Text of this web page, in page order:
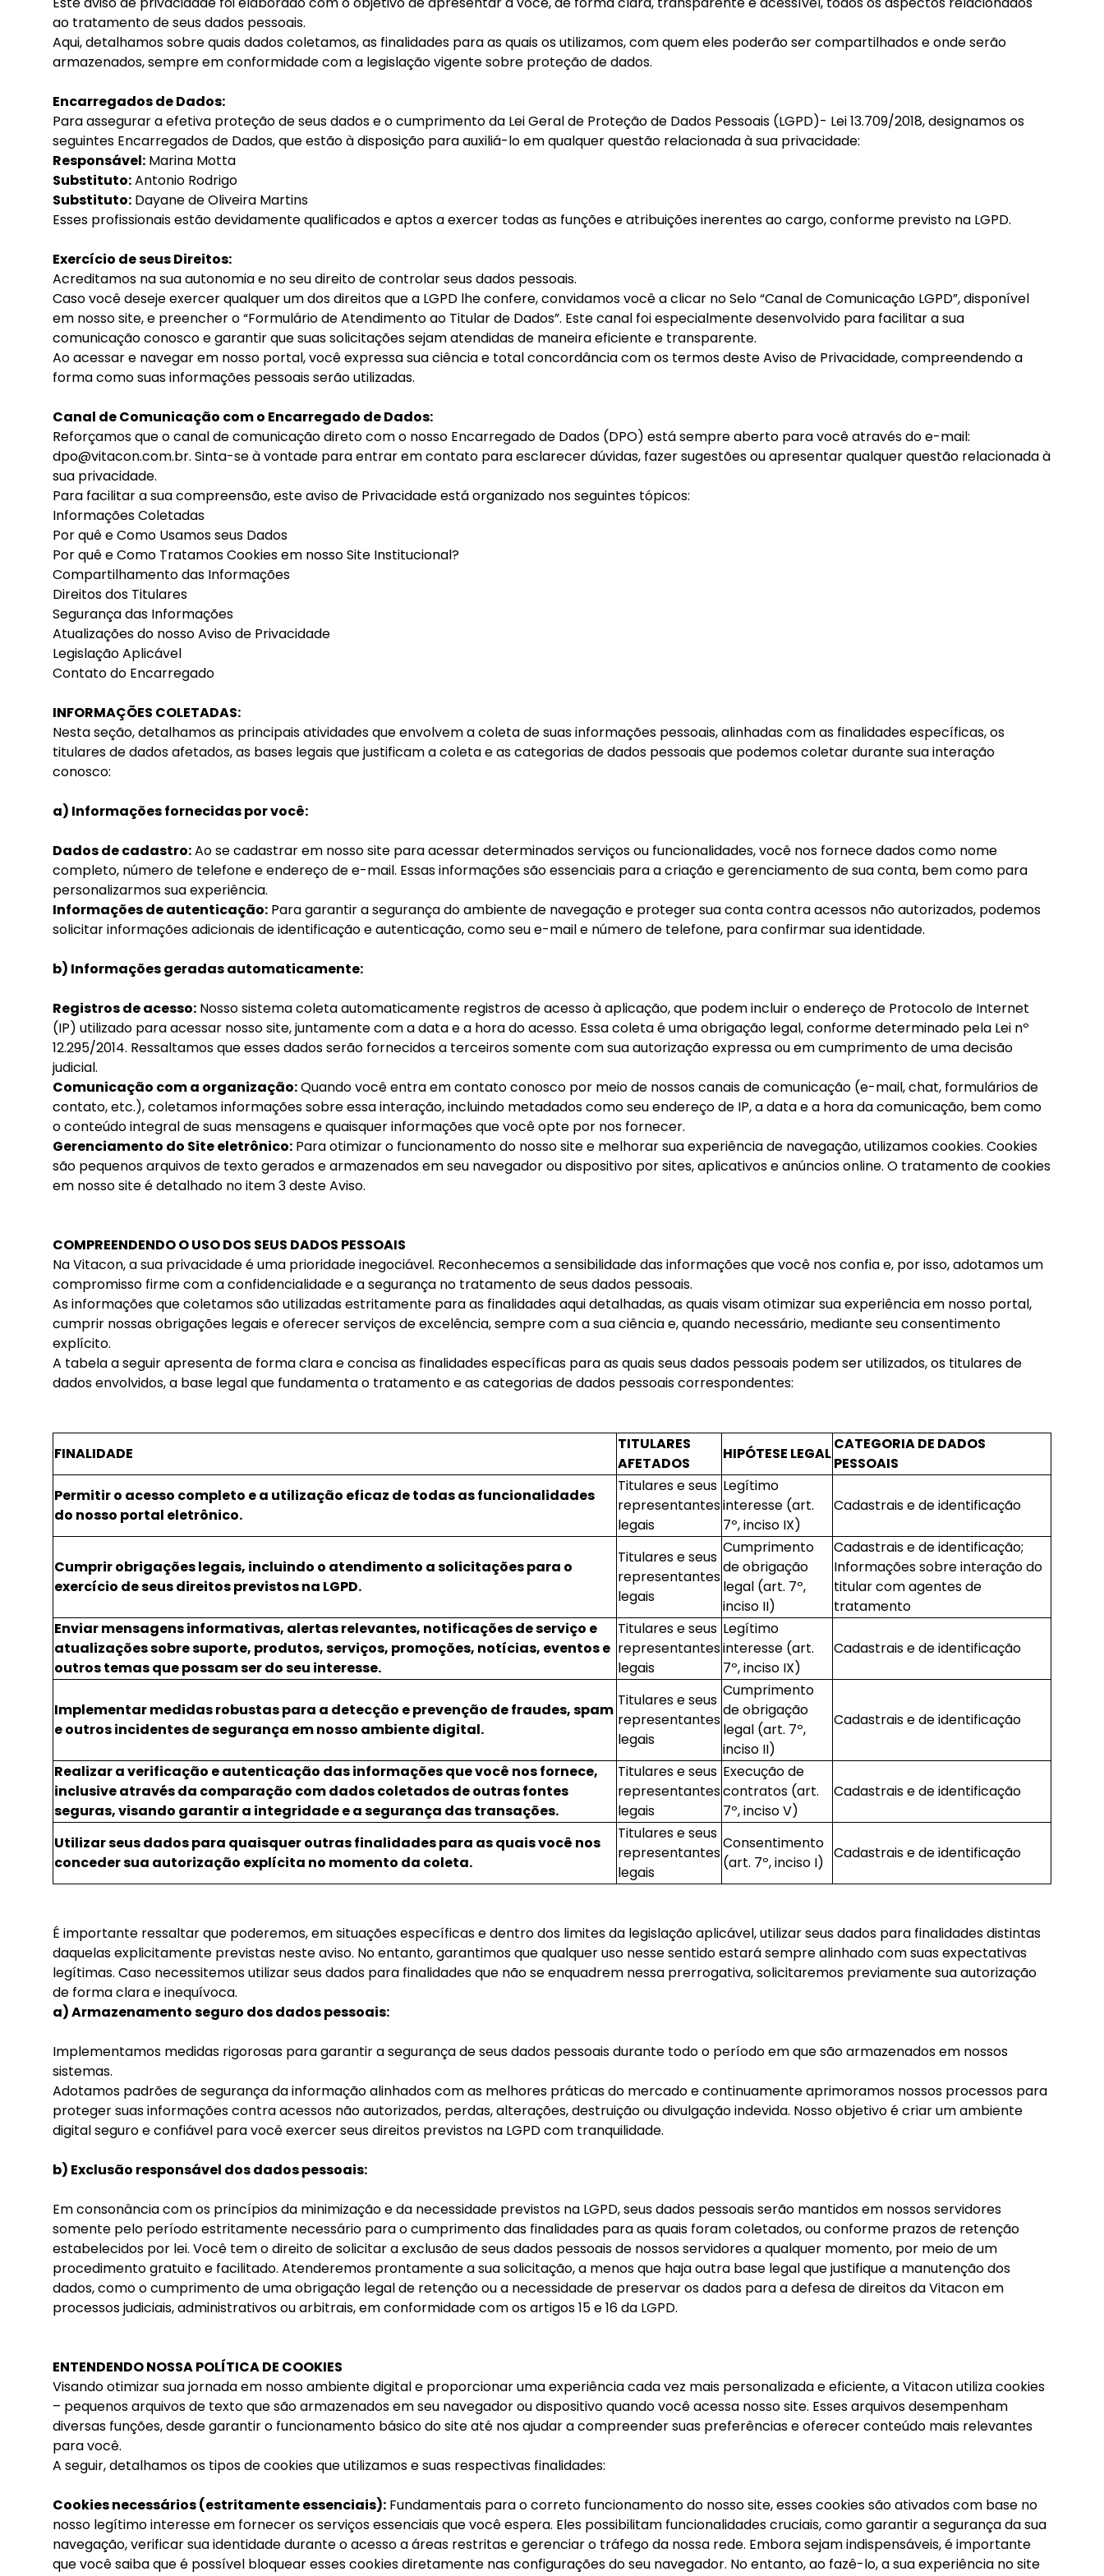
ao tratamento de seus dados pessoais.
Aqui, detalhamos sobre quais dados coletamos, as finalidades para as quais os utilizamos, com quem eles poderão ser compartilhados e onde serão
armazenados, sempre em conformidade com a legislação vigente sobre proteção de dados.
Encarregados de Dados:
Para assegurar a efetiva proteção de seus dados e o cumprimento da Lei Geral de Proteção de Dados Pessoais (LGPD)- Lei 13.709/2018, designamos os
seguintes Encarregados de Dados, que estão à disposição para auxiliá-lo em qualquer questão relacionada à sua privacidade:
Responsável: Marina Motta
Substituto:Antonio Rodrigo
Substituto: Dayane de Oliveira Martins
Esses profissionais estão devidamente qualificados e aptos a exercer todas as funções e atribuições inerentes ao cargo, conforme previsto na LGPD.
Exercício de seus Direitos:
Acreditamos na sua autonomia e no seu direito de controlar seus dados pessoais.
Caso você deseje exercer qualquer um dos direitos que a LGPD lhe confere, convidamos você a clicar no Selo “Canal de Comunicação LGPD”, disponível
em nosso site, e preencher o “Formulário de Atendimento ao Titular de Dados”. Este canal foi especialmente desenvolvido para facilitar a sua
comunicação conosco e garantir que suas solicitações sejam atendidas de maneira eficiente e transparente.
Ao acessar e navegar em nosso portal, você expressa sua ciência e total concordância com os termos deste Aviso de Privacidade, compreendendo a
forma como suas informações pessoais serão utilizadas.
Canal de Comunicação com o Encarregado de Dados:
Reforçamos que o canal de comunicação direto com o nosso Encarregado de Dados (DPO) está sempre aberto para você através do e-mail:
dpo@vitacon.com.br. Sinta-se à vontade para entrar em contato para esclarecer dúvidas, fazer sugestões ou apresentar qualquer questão relacionada à
sua privacidade.
Para facilitar a sua compreensão, este aviso de Privacidade está organizado nos seguintes tópicos:
Informações Coletadas
Por quê e Como Usamos seus Dados
Por quê e Como Tratamos Cookies em nosso Site Institucional?
Compartilhamento das Informações
Direitos dos Titulares
Segurança das Informações
Atualizações do nosso Aviso de Privacidade
Legislação Aplicável
Contato do Encarregado
INFORMAÇÕES COLETADAS:
Nesta seção, detalhamos as principais atividades que envolvem a coleta de suas informações pessoais, alinhadas com as finalidades específicas, os
titulares de dados afetados, as bases legais que justificam a coleta e as categorias de dados pessoais que podemos coletar durante sua interação
conosco:
a) Informações fornecidas por você:
Dados de cadastro:Ao se cadastrar em nosso site para acessar determinados serviços ou funcionalidades, você nos fornece dados como nome
completo, número de telefone e endereço de e-mail. Essas informações são essenciais para a criação e gerenciamento de sua conta, bem como para
personalizarmos sua experiência.
Informações de autenticação: Para garantir a segurança do ambiente de navegação e proteger sua conta contra acessos não autorizados, podemos
solicitar informações adicionais de identificação e autenticação, como seu e-mail e número de telefone, para confirmar sua identidade.
b) Informações geradas automaticamente:
Registros de acesso: Nosso sistema coleta automaticamente registros de acesso à aplicação, que podem incluir o endereço de Protocolo de Internet
(IP) utilizado para acessar nosso site, juntamente com a data e a hora do acesso. Essa coleta é uma obrigação legal, conforme determinado pela Lei nº
12.295/2014. Ressaltamos que esses dados serão fornecidos a terceiros somente com sua autorização expressa ou em cumprimento de uma decisão
judicial.
Comunicação com a organização:Quando você entra em contato conosco por meio de nossos canais de comunicação (e-mail, chat, formulários de
contato, etc.), coletamos informações sobre essa interação, incluindo metadados como seu endereço de IP, a data e a hora da comunicação, bem como
o conteúdo integral de suas mensagens e quaisquer informações que você opte por nos fornecer.
Gerenciamento do Site eletrônico: Para otimizar o funcionamento do nosso site e melhorar sua experiência de navegação, utilizamos cookies. Cookies
são pequenos arquivos de texto gerados e armazenados em seu navegador ou dispositivo por sites, aplicativos e anúncios online. O tratamento de cookies
em nosso site é detalhado no item 3 deste Aviso.
COMPREENDENDO O USO DOS SEUS DADOS PESSOAIS
Na Vitacon, a sua privacidade é uma prioridade inegociável. Reconhecemos a sensibilidade das informações que você nos confia e, por isso, adotamos um
compromisso firme com a confidencialidade e a segurança no tratamento de seus dados pessoais.
As informações que coletamos são utilizadas estritamente para as finalidades aqui detalhadas, as quais visam otimizar sua experiência em nosso portal,
cumprir nossas obrigações legais e oferecer serviços de excelência, sempre com a sua ciência e, quando necessário, mediante seu consentimento
explícito.
A tabela a seguir apresenta de forma clara e concisa as finalidades específicas para as quais seus dados pessoais podem ser utilizados, os titulares de
dados envolvidos, a base legal que fundamenta o tratamento e as categorias de dados pessoais correspondentes:
FINALIDADE
TITULARES
AFETADOS
HIPÓTESE LEGAL
CATEGORIA DE DADOS
PESSOAIS
Permitir o acesso completo e a utilização eficaz de todas as funcionalidades
do nosso portal eletrônico.
Titulares e seus
representantes
legais
Legítimo
interesse (art.
7º, inciso IX)
Cadastrais e de identificação
Cumprir obrigações legais, incluindo o atendimento a solicitações para o
exercício de seus direitos previstos na LGPD.
Titulares e seus
representantes
legais
Cumprimento
de obrigação
legal (art. 7º,
inciso II)
Cadastrais e de identificação;
Informações sobre interação do
titular com agentes de
tratamento
Enviar mensagens informativas, alertas relevantes, notificações de serviço e
atualizações sobre suporte, produtos, serviços, promoções, notícias, eventos e
outros temas que possam ser do seu interesse.
Titulares e seus
representantes
legais
Legítimo
interesse (art.
7º, inciso IX)
Cadastrais e de identificação
Implementar medidas robustas para a detecção e prevenção de fraudes, spam
e outros incidentes de segurança em nosso ambiente digital.
Titulares e seus
representantes
legais
Cumprimento
de obrigação
legal (art. 7º,
inciso II)
Cadastrais e de identificação
Realizar a verificação e autenticação das informações que você nos fornece,
inclusive através da comparação com dados coletados de outras fontes
seguras, visando garantir a integridade e a segurança das transações.
Titulares e seus
representantes
legais
Execução de
contratos (art.
7º, inciso V)
Cadastrais e de identificação
Utilizar seus dados para quaisquer outras finalidades para as quais você nos
conceder sua autorização explícita no momento da coleta.
Titulares e seus
representantes
legais
Consentimento
(art. 7º, inciso I)
Cadastrais e de identificação
É importante ressaltar que poderemos, em situações específicas e dentro dos limites da legislação aplicável, utilizar seus dados para finalidades distintas
daquelas explicitamente previstas neste aviso. No entanto, garantimos que qualquer uso nesse sentido estará sempre alinhado com suas expectativas
legítimas. Caso necessitemos utilizar seus dados para finalidades que não se enquadrem nessa prerrogativa, solicitaremos previamente sua autorização
de forma clara e inequívoca.
a) Armazenamento seguro dos dados pessoais:
Implementamos medidas rigorosas para garantir a segurança de seus dados pessoais durante todo o período em que são armazenados em nossos
sistemas.
Adotamos padrões de segurança da informação alinhados com as melhores práticas do mercado e continuamente aprimoramos nossos processos para
proteger suas informações contra acessos não autorizados, perdas, alterações, destruição ou divulgação indevida. Nosso objetivo é criar um ambiente
digital seguro e confiável para você exercer seus direitos previstos na LGPD com tranquilidade.
b) Exclusão responsável dos dados pessoais:
Em consonância com os princípios da minimização e da necessidade previstos na LGPD, seus dados pessoais serão mantidos em nossos servidores
somente pelo período estritamente necessário para o cumprimento das finalidades para as quais foram coletados, ou conforme prazos de retenção
estabelecidos por lei. Você tem o direito de solicitar a exclusão de seus dados pessoais de nossos servidores a qualquer momento, por meio de um
procedimento gratuito e facilitado. Atenderemos prontamente a sua solicitação, a menos que haja outra base legal que justifique a manutenção dos
dados, como o cumprimento de uma obrigação legal de retenção ou a necessidade de preservar os dados para a defesa de direitos da Vitacon em
processos judiciais, administrativos ou arbitrais, em conformidade com os artigos 15 e 16 da LGPD.
ENTENDENDO NOSSA POLÍTICA DE COOKIES
Visando otimizar sua jornada em nosso ambiente digital e proporcionar uma experiência cada vez mais personalizada e eficiente, a Vitacon utiliza cookies
– pequenos arquivos de texto que são armazenados em seu navegador ou dispositivo quando você acessa nosso site. Esses arquivos desempenham
diversas funções, desde garantir o funcionamento básico do site até nos ajudar a compreender suas preferências e oferecer conteúdo mais relevantes
para você.
A seguir, detalhamos os tipos de cookies que utilizamos e suas respectivas finalidades:
Cookies necessários (estritamente essenciais): Fundamentais para o correto funcionamento do nosso site, esses cookies são ativados com base no
nosso legítimo interesse em fornecer os serviços essenciais que você espera. Eles possibilitam funcionalidades cruciais, como garantir a segurança da sua
navegação, verificar sua identidade durante o acesso a áreas restritas e gerenciar o tráfego da nossa rede. Embora sejam indispensáveis, é importante
que você saiba que é possível bloquear esses cookies diretamente nas configurações do seu navegador. No entanto, ao fazê-lo, a sua experiência no site